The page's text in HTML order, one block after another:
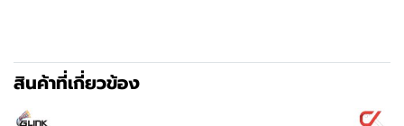
สินค้าที่เกี่ยวข้อง